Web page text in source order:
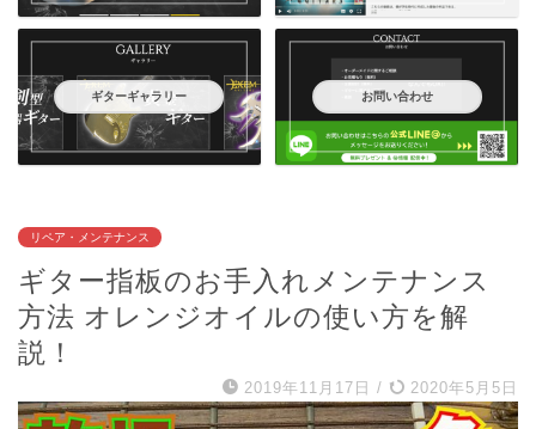
ギターギャラリー お問い合わせ
リペア・メンテナンス
ギター指板のお手入れメンテナンス
方法 オレンジオイルの使い方を解
説！
2019年11月17日 / 2020年5月5日